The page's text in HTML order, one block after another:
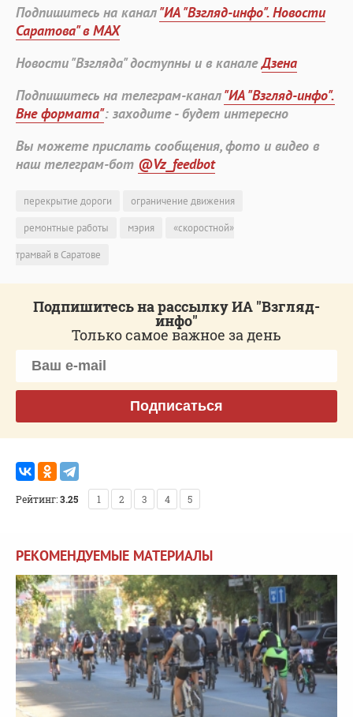
Подпишитесь на канал"ИА "Взгляд-инфо". Новости
Саратова" в MAX
Новости "Взгляда" доступны и в каналеДзена
Подпишитесь на телеграм-канал"ИА "Взгляд-инфо".
Вне формата": заходите - будет интересно
Вы можете прислать сообщения, фото и видео в
наш телеграм-бот @Vz_feedbot
перекрытие дороги
ограничение движения
ремонтные работы
мэрия
«скоростной»
трамвай в Саратове
Подпишитесь на рассылку ИА "Взгляд-
инфо"
Только самое важное за день
Подписаться
Рейтинг:3.25 1 2 3 4 5
РЕКОМЕНДУЕМЫЕ МАТЕРИАЛЫ